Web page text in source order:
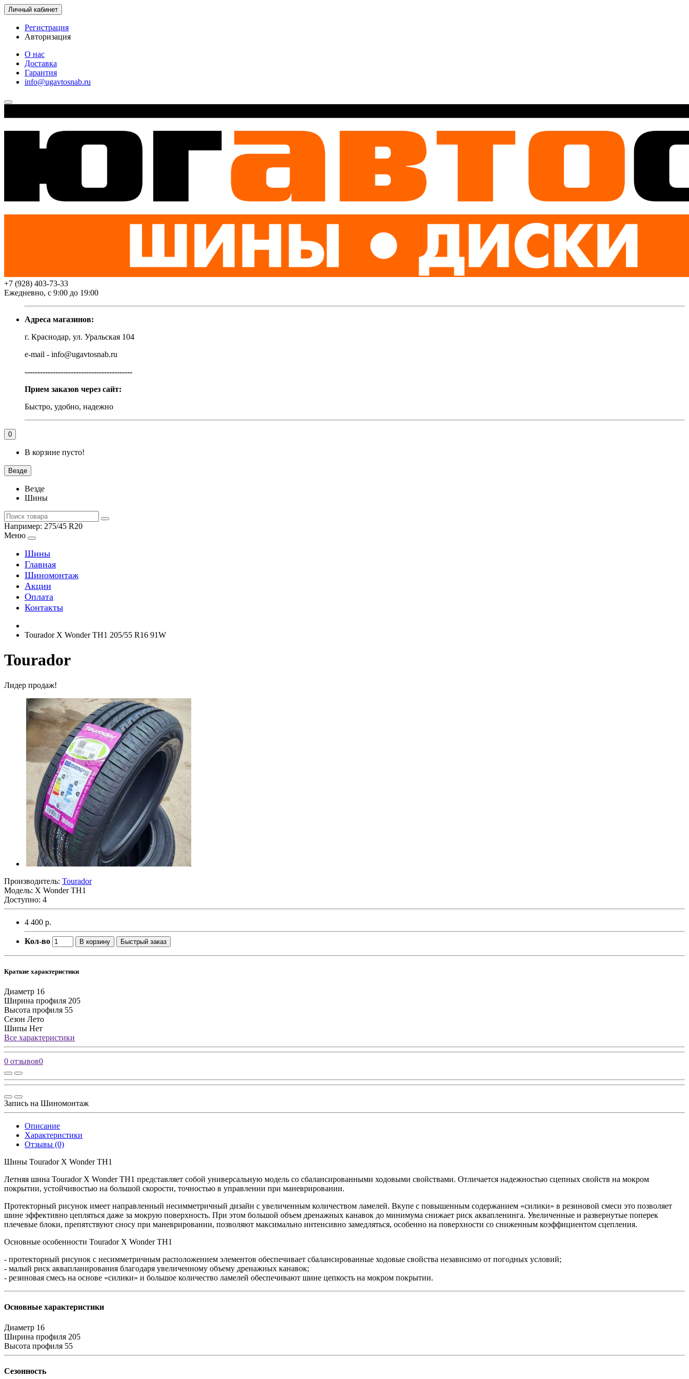
Личный кабинет
Регистрация
Авторизация
О нас
Доставка
Гарантия
info@ugavtosnab.ru
+7 (928) 403-73-33
Ежедневно, с 9:00 до 19:00
Адреса магазинов:
г. Краснодар, ул. Уральская 104
e-mail - info@ugavtosnab.ru
------------------------------------------
Прием заказов через сайт:
Быстро, удобно, надежно
0
В корзине пусто!
Везде
Везде
Шины
Например: 275/45 R20
Меню
Шины
Главная
Шиномонтаж
Акции
Оплата
Контакты
Tourador X Wonder TH1 205/55 R16 91W
Tourador
Лидер продаж!
Производитель: Tourador
Модель: X Wonder TH1
Доступно: 4
4 400 р.
Кол-во В корзину Быстрый заказ
Краткие характеристики
Диаметр 16
Ширина профиля 205
Высота профиля 55
Сезон Лето
Шипы Нет
Все характеристики
0 отзывов0
Запись на Шиномонтаж
Описание
Характеристики
Отзывы (0)
Шины Tourador X Wonder TH1
Летняя шина Tourador X Wonder TH1 представляет собой универсальную модель со сбалансированными ходовыми свойствами. Отличается надежностью сцепных свойств на мокром
покрытии, устойчивостью на большой скорости, точностью в управлении при маневрировании.
Протекторный рисунок имеет направленный несимметричный дизайн с увеличенным количеством ламелей. Вкупе с повышенным содержанием «силики» в резиновой смеси это позволяет
шине эффективно цепляться даже за мокрую поверхность. При этом большой объем дренажных канавок до минимума снижает риск аквапленинга. Увеличенные и развернутые поперек
плечевые блоки, препятствуют сносу при маневрировании, позволяют максимально интенсивно замедляться, особенно на поверхности со сниженным коэффициентом сцепления.
Основные особенности Tourador X Wonder TH1
- протекторный рисунок с несимметричным расположением элементов обеспечивает сбалансированные ходовые свойства независимо от погодных условий;
- малый риск аквапланирования благодаря увеличенному объему дренажных канавок;
- резиновая смесь на основе «силики» и большое количество ламелей обеспечивают шине цепкость на мокром покрытии.
Основные характеристики
Диаметр 16
Ширина профиля 205
Высота профиля 55
Сезонность